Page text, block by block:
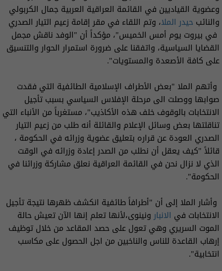
وعضوية القياديين في القائمة العراقية العربية جمال الكربولي
والنائب حيدر الملا، وتم اللقاء في مقر إقامة زعيم التيار الصدري
في بيروت يوم أمس الخميس"، مؤكداً أن "الوفد ناقش مجمل
القضايا السياسية، واتفقنا على ضرورة استمرار الحوار والتنسيق
على كافة الأصعدة والمستويات".
وأتهم الملا "بعض الأطراف الإسلامية الطائفية التي فقدت
صوابها ووصلت الى مرحلة الإفلاس السياسي بسبب تأجيل
الانتخابات بالوقوف خلف هذه الأكاذيب"، مستغرباً من الأنباء التي
تناقلتها بعض وسائل الإعلام والقائلة أنه طلب من زعيم التيار
الصدري العودة عن قراره بتعليق عضوية وزرائه في الحكومة ،
قائلاً "كيف يعقل أن نطلب من الصدر إعادة وزرائه في الوقت
الذي لا نزال نحن في القائمة العراقية نعلق مشاركة وزرائنا في
الحكومة".
وأشار الملا إلى أن "أطرافاً طائفية انكشف ظهرها نتيجة تأجيل
الانتخابات في الانبارونينوى،لأنها تعلم إنها الآن تعيش حالة
الموت السريري وهي تعول على حصد المقاعد من خلال توظيف
إرهاب القاعدة للناس والناخبين من اجل الحصول على مكاسب
انتخابية".